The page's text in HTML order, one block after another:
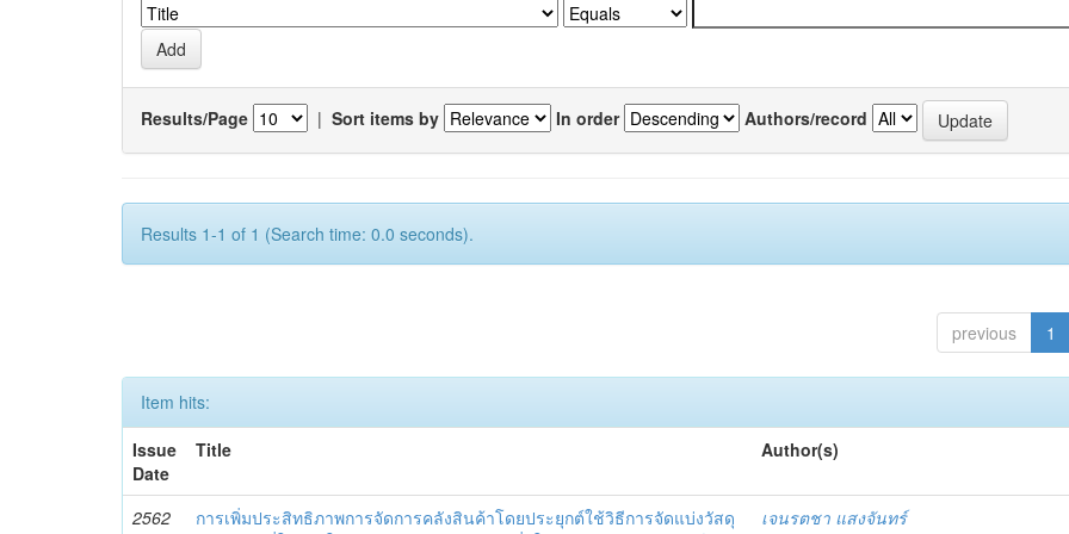
Results/Page | Sort items by In order Authors/record
Results 1-1 of 1 (Search time: 0.0 seconds).
previous 1
Item hits:
Issue
Date
Title Author(s)
2562
การเพิ่มประสิทธิภาพการจัดการคลังสินค้าโดยประยุกต์ใช้วิธีการจัดแบ่งวัสดุ
เจนรตชา แสงจันทร์